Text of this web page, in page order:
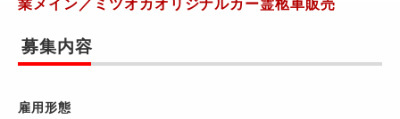
業メイン／ミツオカオリジナルカー霊柩車販売
募集内容
雇用形態